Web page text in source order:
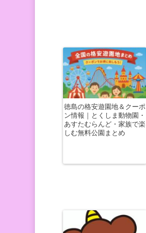
徳島の格安遊園地＆クーポ
ン情報｜とくしま動物園・
あすたむらんど・家族で楽
しむ無料公園まとめ